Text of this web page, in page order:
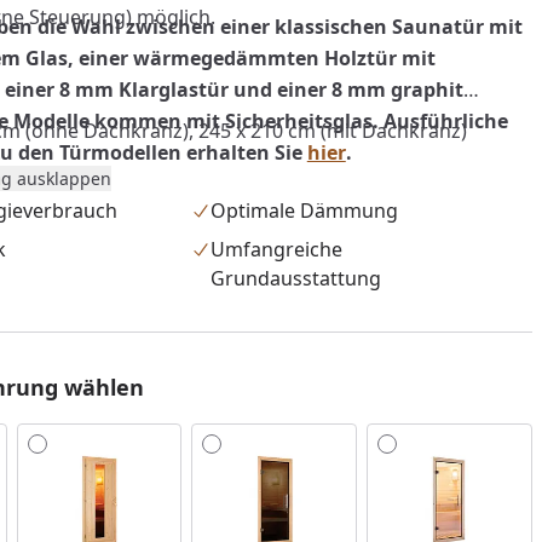
Steuerung) möglich.
die Wahl zwischen einer klassischen Saunatür mit
Glas, einer wärmegedämmten Holztür mit
8 mm Klarglastür und einer 8 mm graphit
Modelle kommen mit Sicherheitsglas. Ausführliche
den Türmodellen erhalten Sie hier.
(ohne Dachkranz), 245 x 210 cm (mit Dachkranz)
ausklappen
Optimale Dämmung
Umfangreiche
Grundausstattung
wählen